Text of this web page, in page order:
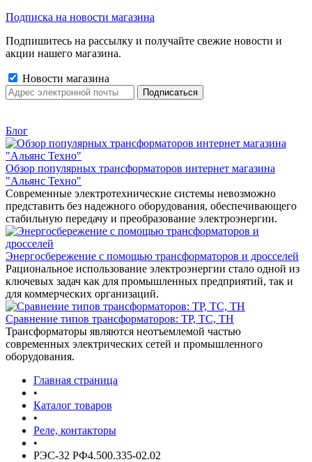
Подписка на новости магазина
Подпишитесь на рассылку и получайте свежие новости и
акции нашего магазина.
Новости магазина
Блог
Обзор популярных трансформаторов интернет магазина
"Альянс Техно"
Современные электротехнические системы невозможно
представить без надежного оборудования, обеспечивающего
стабильную передачу и преобразование электроэнергии.
Энергосбережение с помощью трансформаторов и дросселей
Рациональное использование электроэнергии стало одной из
ключевых задач как для промышленных предприятий, так и
для коммерческих организаций.
Сравнение типов трансформаторов: ТР, ТС, ТН
Трансформаторы являются неотъемлемой частью
современных электрических сетей и промышленного
оборудования.
Главная страница
•
Каталог товаров
•
Реле, контакторы
•
РЭС-32 РФ4.500.335-02.02